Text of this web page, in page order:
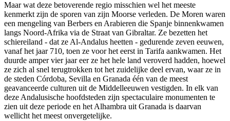
Maar wat deze betoverende regio misschien wel het meeste
kenmerkt zijn de sporen van zijn Moorse verleden. De Moren waren
een mengeling van Berbers en Arabieren die Spanje binnenkwamen
langs Noord-Afrika via de Straat van Gibraltar. Ze bezetten het
schiereiland - dat ze Al-Andalus heetten - gedurende zeven eeuwen,
vanaf het jaar 710, toen ze voor het eerst in Tarifa aankwamen. Het
duurde amper vier jaar eer ze het hele land veroverd hadden, hoewel
ze zich al snel terugtrokken tot het zuidelijke deel ervan, waar ze in
de steden Córdoba, Sevilla en Granada één van de meest
geavanceerde culturen uit de Middelleeuwen vestigden. In elk van
deze Andalusische hoofdsteden zijn spectaculaire monumenten te
zien uit deze periode en het Alhambra uit Granada is daarvan
wellicht het meest onvergetelijke.